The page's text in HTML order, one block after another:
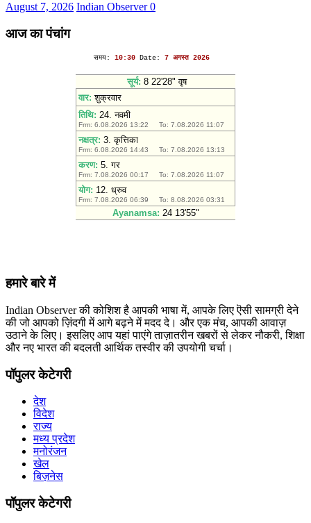
August 7, 2026 Indian Observer0
आज का पंचांग
हमारे बारे में
Indian Observer की कोशिश है आपकी भाषा में, आपके लिए ऎसी सामग्री देने
की जो आपको ज़िंदगी में आगे बढ़ने में मदद दे। और एक मंच, आपकी आवाज़
उठाने के लिए। इसलिए आप यहां पाएंगे ताज़ातरीन खबरों से लेकर नौकरी, शिक्षा
और नए भारत की बदलती आर्थिक तस्वीर की उपयोगी चर्चा।
पॉपुलर केटेगरी
देश
विदेश
राज्य
मध्य प्रदेश
मनोरंजन
खेल
बिज़नेस
पॉपुलर केटेगरी